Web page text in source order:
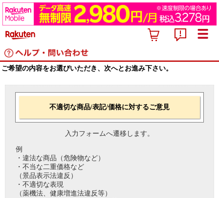
ご希望の内容をお選びいただき、次へとお進み下さい。
不適切な商品/表記/価格に対するご意見
入力フォームへ遷移します。
例
・違法な商品（危険物など）
・不当な二重価格など
（景品表示法違反）
・不適切な表現
（薬機法、健康増進法違反等）